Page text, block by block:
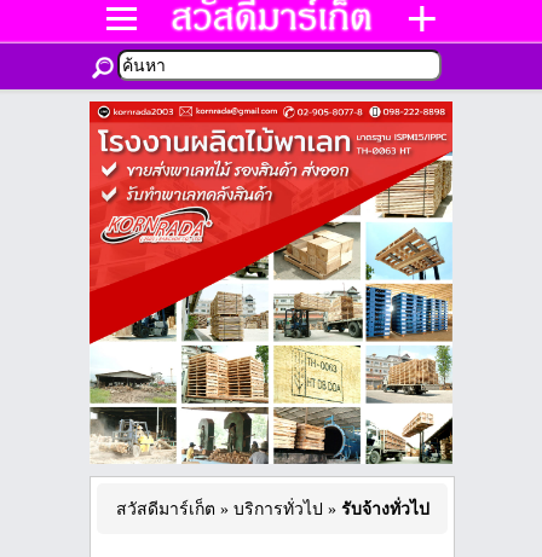
สวัสดีมาร์เก็ต » บริการทั่วไป » รับจ้างทั่วไป